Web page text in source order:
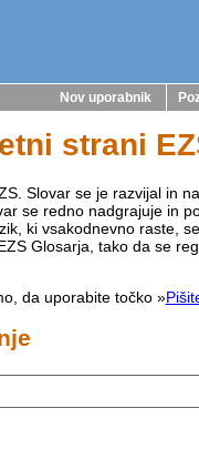
Nov uporabnik
strani
Slovar se je razvijal in
se redno nadgrajuje in
ki vsakodnevno raste,
Glosarja, tako da se
da uporabite točko »